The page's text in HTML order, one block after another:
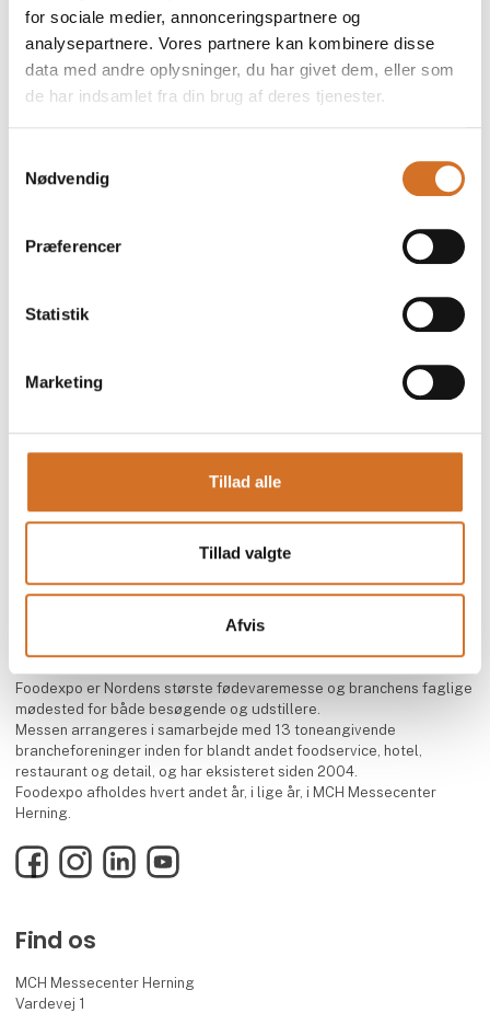
for sociale medier, annonceringspartnere og
analysepartnere. Vores partnere kan kombinere disse
data med andre oplysninger, du har givet dem, eller som
de har indsamlet fra din brug af deres tjenester.
Nødvendig
Præferencer
Statistik
Marketing
Tillad alle
Tillad valgte
Afvis
førende produktions mikroristerier der leverer højkvalitets
"turnkey" kaffe- og convenience løsninger til Erhverv og
HoReCa segmentet.
Med egen 24/7/365 landsdækkende service - agenturet på
del af Nordic Coffee Alliance, som er Nordens største
uafhængige leverandør af kaffeløsninger, er vi gearet til alle
Foodexpo er Nordens største fødevaremesse og branchens faglige
mødested for både besøgende og udstillere.
Messen arrangeres i samarbejde med 13 toneangivende
brancheforeninger inden for blandt andet foodservice, hotel,
restaurant og detail, og har eksisteret siden 2004.
Foodexpo afholdes hvert andet år, i lige år, i MCH Messecenter
Herning.
FacebookInstagramLinkedInYouTube
Find os
MCH Messecenter Herning
Vardevej 1